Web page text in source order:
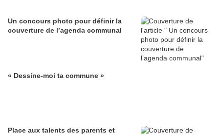
Un concours photo pour définir la
couverture de l’agenda communal
« Dessine-moi ta commune »
Place aux talents des parents et